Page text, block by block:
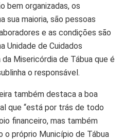
bem organizadas, os
sua maioria, são pessoas
e as condições são
Unidade de Cuidados
Misericórdia de Tábua que é
o responsável.
também destaca a boa
que “está por trás de todo
financeiro, mas também
o próprio Município de Tábua